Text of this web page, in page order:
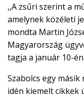
,,A zsűri szerint a
amelynek közéleti
mondta Martin
Magyarország
tagja a január 10-
Szabolcs egy
idén kiemelt cikkek